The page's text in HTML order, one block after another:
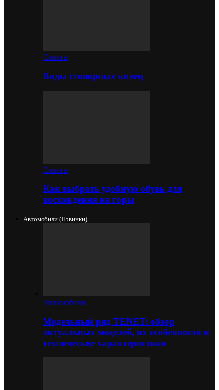
Советы
Виды стопорных колец
Советы
Как выбрать удобную обувь для
восхождения на горы
Автомобили (новинки)
Автомобили
Модельный ряд TENET: обзор
актуальных моделей, их особенности и
технические характеристики